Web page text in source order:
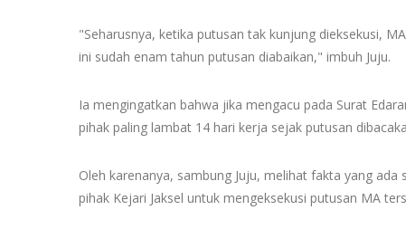
"Seharusnya, ketika putusan tak kunjung dieksekusi,
ini sudah enam tahun putusan diabaikan," imbuh Juju.
Ia mengingatkan bahwa jika mengacu pada Surat
pihak paling lambat 14 hari kerja sejak putusan
Oleh karenanya, sambung Juju, melihat fakta yang
pihak Kejari Jaksel untuk mengeksekusi putusan MA